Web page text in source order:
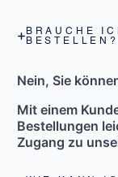
BRAUCHE
BESTELLEN?
Nein, Sie
Mit einem
Bestellungen
Zugang zu